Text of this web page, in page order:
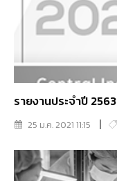
รายงานประจำปี 2563
25 ม.ค. 2021 11:15